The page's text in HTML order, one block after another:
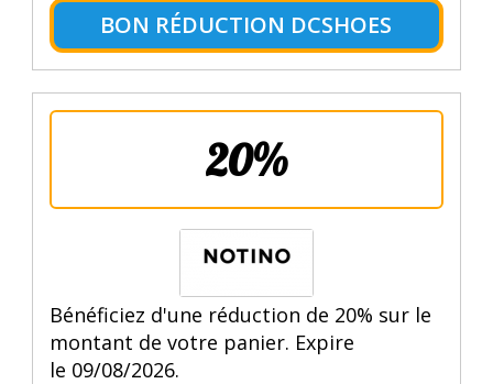
BON RÉDUCTION DCSHOES
20%
Bénéficiez d'une réduction de 20% sur le
montant de votre panier. Expire
le 09/08/2026.